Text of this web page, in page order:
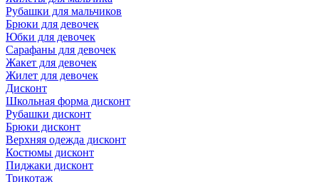
Рубашки для мальчиков
Брюки для девочек
Юбки для девочек
Сарафаны для девочек
Жакет для девочек
Жилет для девочек
Дисконт
Школьная форма дисконт
Рубашки дисконт
Брюки дисконт
Верхняя одежда дисконт
Костюмы дисконт
Пиджаки дисконт
Трикотаж